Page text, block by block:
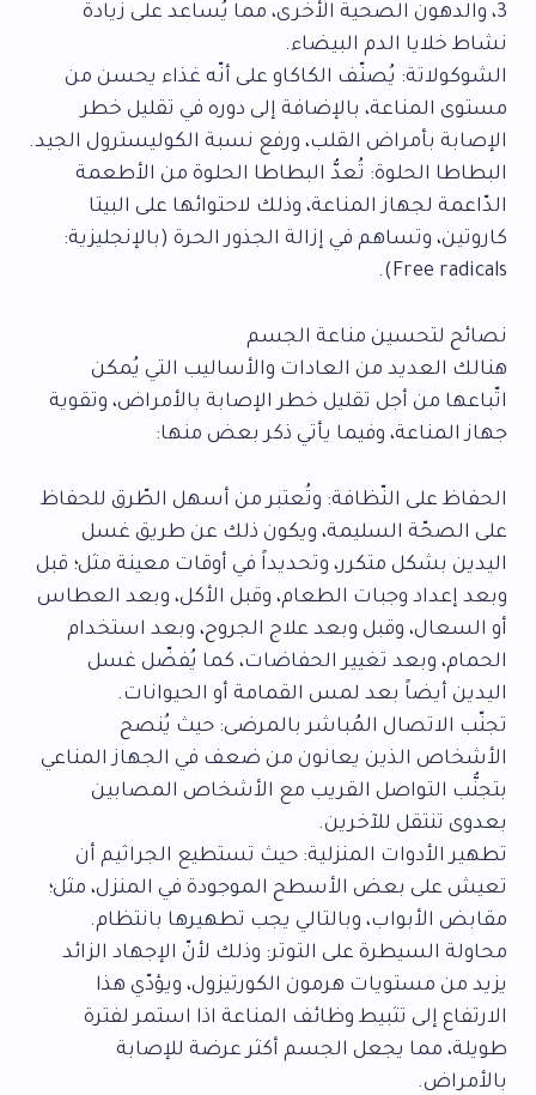
3، والدهون الصحية الأخرى، مما يُساعد على زيادة
نشاط خلايا الدم البيضاء.
الشوكولاتة: يُصنّف الكاكاو على أنّه غذاء يحسن من
مستوى المناعة، بالإضافة إلى دوره في تقليل خطر
الإصابة بأمراض القلب، ورفع نسبة الكوليسترول الجيد.
البطاطا الحلوة: تُعدُّ البطاطا الحلوة من الأطعمة
الدّاعمة لجهاز المناعة، وذلك لاحتوائها على البيتا
كاروتين، وتساهم في إزالة الجذور الحرة (بالإنجليزية:
Free radicals).
نصائح لتحسين مناعة الجسم
هنالك العديد من العادات والأساليب التي يُمكن
اتّباعها من أجل تقليل خطر الإصابة بالأمراض، وتقوية
جهاز المناعة، وفيما يأتي ذكر بعض منها:
الحفاظ على النّظافة: وتُعتبر من أسهل الطّرق للحفاظ
على الصحّة السليمة، ويكون ذلك عن طريق غسل
اليدين بشكل متكرر، وتحديداً في أوقات معينة مثل؛ قبل
وبعد إعداد وجبات الطعام، وقبل الأكل، وبعد العطاس
أو السعال، وقبل وبعد علاج الجروح، وبعد استخدام
الحمام، وبعد تغيير الحفاضات، كما يُفضّل غسل
اليدين أيضاً بعد لمس القمامة أو الحيوانات.
تجنّب الاتصال المُباشر بالمرضى: حيث يُنصح
الأشخاص الذين يعانون من ضعف في الجهاز المناعي
بتجنُّب التواصل القريب مع الأشخاص المصابين
بعدوى تنتقل للآخرين.
تطهير الأدوات المنزلية: حيث تستطيع الجراثيم أن
تعيش على بعض الأسطح الموجودة في المنزل، مثل؛
مقابض الأبواب، وبالتالي يجب تطهيرها بانتظام.
محاولة السيطرة على التوتر: وذلك لأنّ الإجهاد الزائد
يزيد من مستويات هرمون الكورتيزول، ويؤدّي هذا
الارتفاع إلى تثبيط وظائف المناعة اذا استمر لفترة
طويلة، مما يجعل الجسم أكثر عرضة للإصابة
بالأمراض.